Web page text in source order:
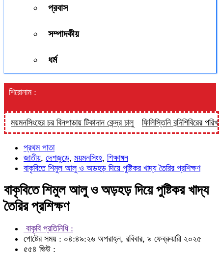
প্রবাস
সম্পাদকীয়
ধর্ম
শিরোনাম :
চর বিনপাড়ায় টিকাদান কেন্দ্র চালু ফিলিস্তিনি বন্দিশিবিরের পরিখায়
প্রথম পাতা
জাতীয়, দেশজুড়ে, ময়মনসিংহ, শিক্ষাঙ্গন
বাকৃবিতে শিমুল আলু ও অড়হড় দিয়ে পুষ্টিকর খাদ্য তৈরির প্রশিক্ষণ
বাকৃবিতে শিমুল আলু ও অড়হড় দিয়ে পুষ্টিকর খাদ্য
তৈরির প্রশিক্ষণ
বাকৃবি প্রতিনিধি :
পোষ্টের সময় : ০৪:৪৯:২৬ অপরাহ্ন, রবিবার, ৯ ফেব্রুয়ারী ২০২৫
৫৫৪ ভিউ :